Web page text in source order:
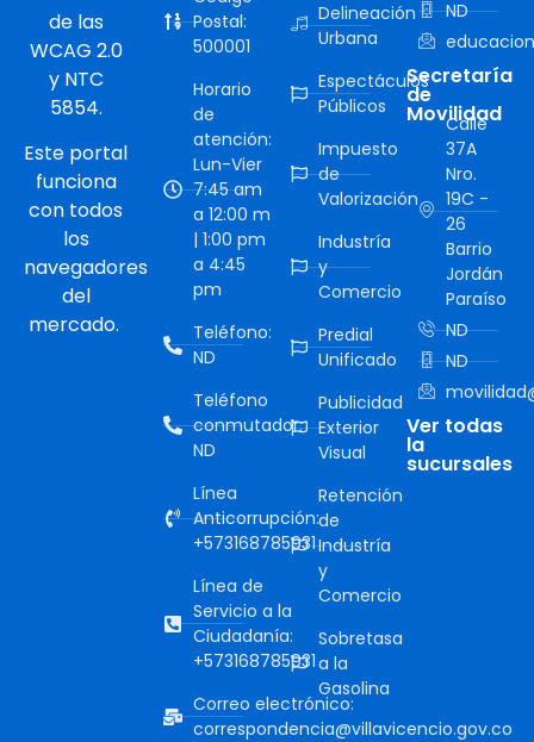
de las
WCAG 2.0
y NTC
5854.
Este portal
funciona
con todos
los
navegadores
del
mercado.
Postal:
500001
Horario
de
atención:
Lun-Vier
7:45 am
a 12:00 m
| 1:00 pm
a 4:45
pm
Teléfono:
ND
Teléfono
conmutador:
ND
Línea
Anticorrupción:
+573168785931
Línea de
Servicio a la
Ciudadanía:
+573168785931
Correo electrónico:
correspondencia@villavicencio.gov.co
Delineación
Urbana
Espectáculos
Públicos
Impuesto
de
Valorización
Industría
y
Comercio
Predial
Unificado
Publicidad
Exterior
Visual
Retención
de
Industría
y
Comercio
Sobretasa
a la
Gasolina
ND
Secretaría
de
Movilidad
Calle
37A
Nro.
19C -
26
Barrio
Jordán
Paraíso
ND
ND
Ver todas
la
sucursales